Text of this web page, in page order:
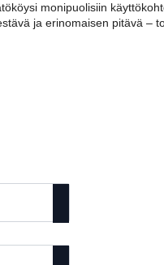
monipuolisiin
ja erinomaisen pitävä –